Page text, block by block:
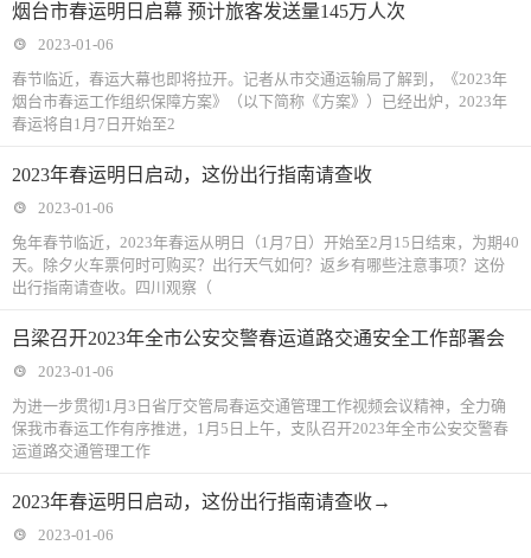
烟台市春运明日启幕 预计旅客发送量145万人次
2023-01-06
春节临近，春运大幕也即将拉开。记者从市交通运输局了解到，《2023年
烟台市春运工作组织保障方案》（以下简称《方案》）已经出炉，2023年
春运将自1月7日开始至2
2023年春运明日启动，这份出行指南请查收
2023-01-06
兔年春节临近，2023年春运从明日（1月7日）开始至2月15日结束，为期40
天。除夕火车票何时可购买？出行天气如何？返乡有哪些注意事项？这份
出行指南请查收。四川观察（
吕梁召开2023年全市公安交警春运道路交通安全工作部署会
2023-01-06
为进一步贯彻1月3日省厅交管局春运交通管理工作视频会议精神，全力确
保我市春运工作有序推进，1月5日上午，支队召开2023年全市公安交警春
运道路交通管理工作
2023年春运明日启动，这份出行指南请查收→
2023-01-06